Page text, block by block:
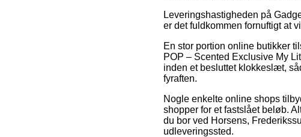
Leveringshastigheden på
er det fuldkommen fornuftigt at
En stor portion online butikker
POP – Scented Exclusive My
inden et besluttet klokkeslæt,
fyraften.
Nogle enkelte online shops
shopper for et fastslået beløb.
du bor ved Horsens,
udleveringssted.